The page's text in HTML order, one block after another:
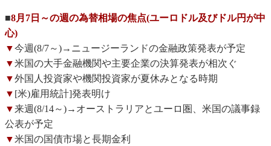
■8月7日～の週の為替相場の焦点(ユーロドル及びドル円が中
心)
▼今週(8/7～)→ニュージーランドの金融政策発表が予定
▼米国の大手金融機関や主要企業の決算発表が相次ぐ
▼外国人投資家や機関投資家が夏休みとなる時期
▼ [米)雇用統計]発表明け
▼来週(8/14～)→オーストラリアとユーロ圏、米国の議事録
公表が予定
▼米国の国債市場と長期金利